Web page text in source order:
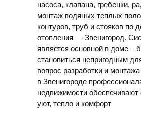
насоса, клапана, гребенки,
монтаж водяных теплых
контуров, труб и стояков по
отопления — Звенигород.
является основной в доме –
становиться непригодным
вопрос разработки и
в Звенигороде
недвижимости обеспечивают
уют, тепло и комфорт